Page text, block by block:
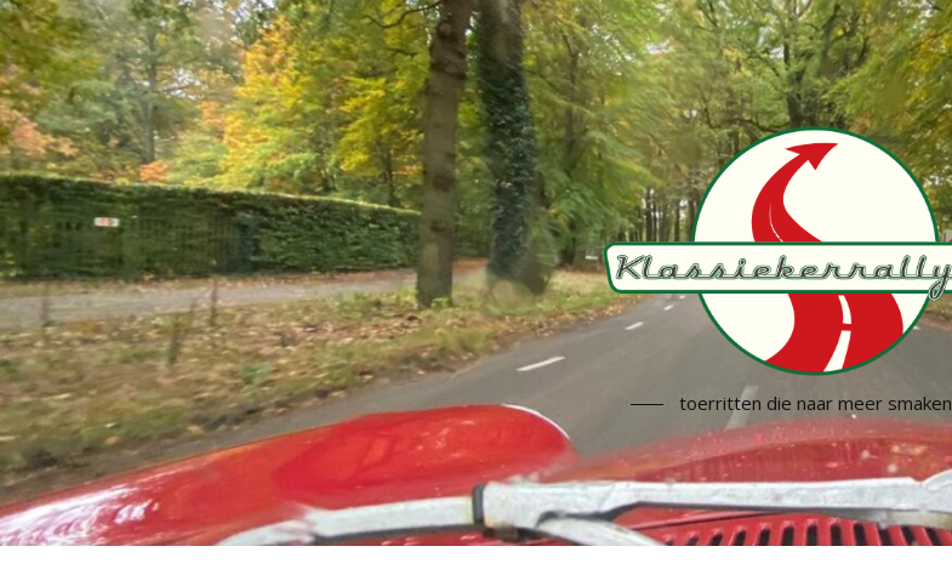
toerritten die naar meer smaken